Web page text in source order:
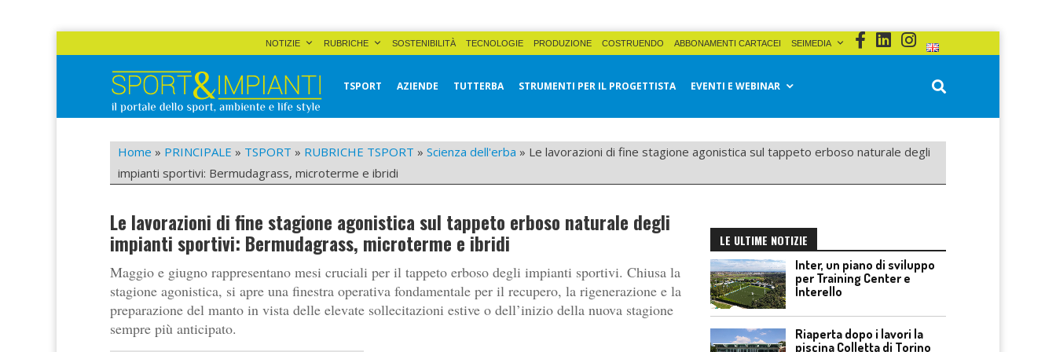
NOTIZIE RUBRICHE SOSTENIBILITÀ TECNOLOGIE PRODUZIONE COSTRUENDO ABBONAMENTI CARTACEI SEIMEDIA
Sport&Impianti
TSPORT AZIENDE TUTTERBA STRUMENTI PER IL PROGETTISTA EVENTI E WEBINAR
Home » PRINCIPALE » TSPORT » RUBRICHE TSPORT » Scienza dell'erba » Le lavorazioni di fine stagione agonistica sul tappeto erboso naturale degli
impianti sportivi: Bermudagrass, microterme e ibridi
Le lavorazioni di fine stagione agonistica sul tappeto erboso naturale degli
impianti sportivi: Bermudagrass, microterme e ibridi
Maggio e giugno rappresentano mesi cruciali per il tappeto erboso degli impianti sportivi. Chiusa la
stagione agonistica, si apre una finestra operativa fondamentale per il recupero, la rigenerazione e la
preparazione del manto in vista delle elevate sollecitazioni estive o dell’inizio della nuova stagione
sempre più anticipato.
LE ULTIME NOTIZIE
Inter, un piano di sviluppo
per Training Center e
Interello
Riaperta dopo i lavori la
piscina Colletta di Torino